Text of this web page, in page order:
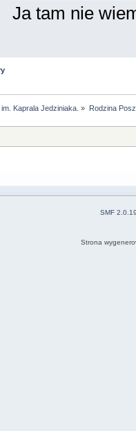
Ja tam nie
Kaprala Jedziniaka. » Rodzina
SMF
Strona